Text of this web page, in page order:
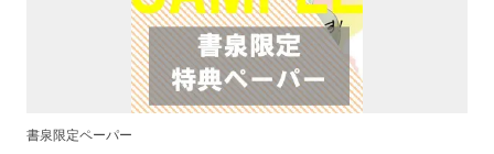
書泉限定ペーパー